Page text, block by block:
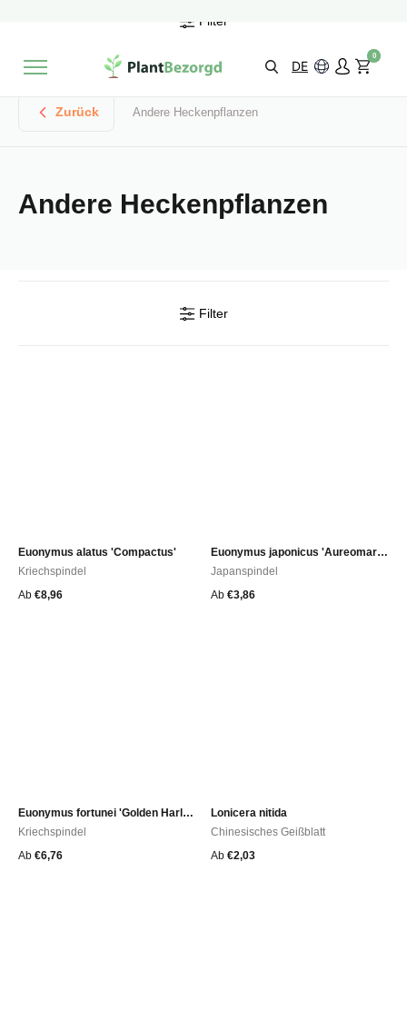
Mit einer Bewertung versehen
Wähle selbst
Qualität DE
0
Zurück Andere Heckenpflanzen
Andere Heckenpflanzen
Filter
Filter
Euonymus alatus 'Compactus'
Kriechspindel
Ab €8,96
Euonymus japonicus 'Aureomarginatus'
Japanspindel
Ab €3,86
Euonymus fortunei 'Golden Harlequin'
Kriechspindel
Ab €6,76
Lonicera nitida
Chinesisches Geißblatt
Ab €2,03